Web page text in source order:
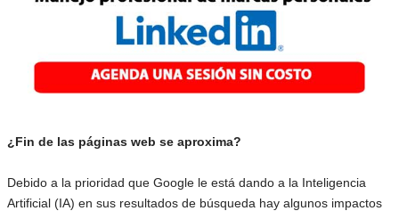
¿Fin de las páginas web se aproxima?
Debido a la prioridad que Google le está dando a la Inteligencia
Artificial (IA) en sus resultados de búsqueda hay algunos impactos